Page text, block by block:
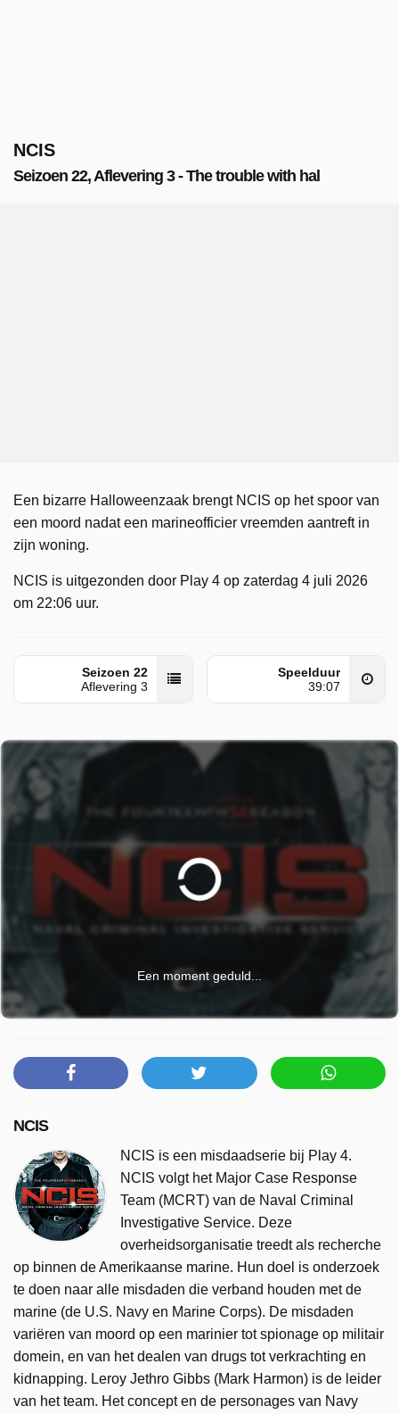
NCIS
Seizoen 22, Aflevering 3 - The trouble with hal
Een bizarre Halloweenzaak brengt NCIS op het spoor van
een moord nadat een marineofficier vreemden aantreft in
zijn woning.
NCIS is uitgezonden door Play 4 op zaterdag 4 juli 2026
om 22:06 uur.
Seizoen 22
Aflevering 3
Speelduur
39:07
Een moment geduld...
NCIS
NCIS is een misdaadserie bij Play 4.
NCIS volgt het Major Case Response
Team (MCRT) van de Naval Criminal
Investigative Service. Deze
overheidsorganisatie treedt als recherche
op binnen de Amerikaanse marine. Hun doel is onderzoek
te doen naar alle misdaden die verband houden met de
marine (de U.S. Navy en Marine Corps). De misdaden
variëren van moord op een marinier tot spionage op militair
domein, en van het dealen van drugs tot verkrachting en
kidnapping. Leroy Jethro Gibbs (Mark Harmon) is de leider
van het team. Het concept en de personages van Navy